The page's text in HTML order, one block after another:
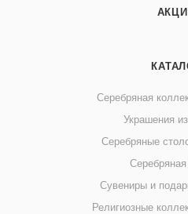
Серебряная
Украшения
Серебряные
Сувениры и
Религиозные